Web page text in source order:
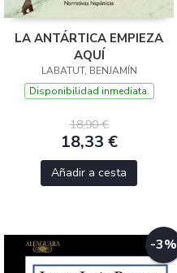
LA ANTÁRTICA EMPIEZA
AQUÍ
LABATUT, BENJAMÍN
Disponibilidad inmediata.
18,90 €
18,33 €
Añadir a cesta
-3%